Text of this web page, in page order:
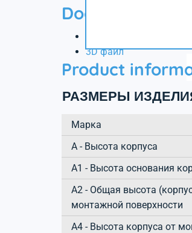
Documentation
3D файл
Product
РАЗМЕРЫ
Марка
А - Высота корпуса
A1 - Высота основания
A2 - Общая высота
монтажной поверхности
A4 - Высота корпуса от